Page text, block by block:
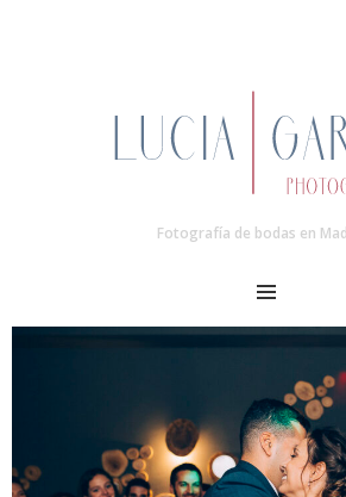
Fotografía de bodas en
MENU